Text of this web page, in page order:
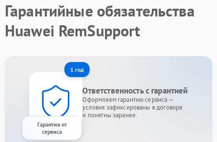
Гарантийные обязательства
Huawei RemSupport
1 год
Гарантия от
сервиса
Ответственность с гарантией
Оформляем гарантию сервиса —
условия зафиксированы в договоре
и понятны заранее.